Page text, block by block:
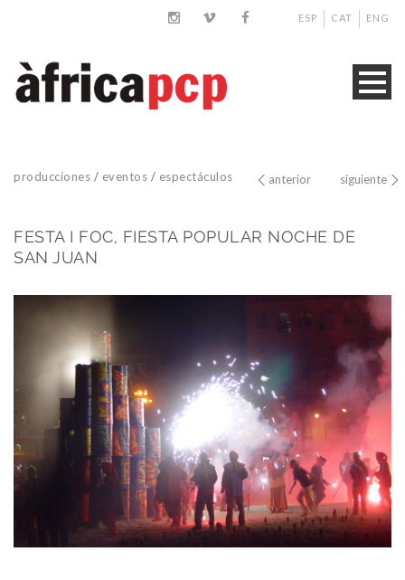
ENG
CAT
ESP
producciones / eventos / espectáculos anterior siguiente
FESTA I FOC, FIESTA POPULAR NOCHE DE
SAN JUAN